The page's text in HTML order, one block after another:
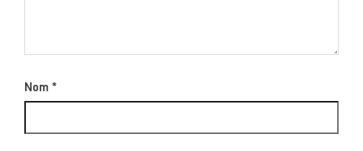
Nom *